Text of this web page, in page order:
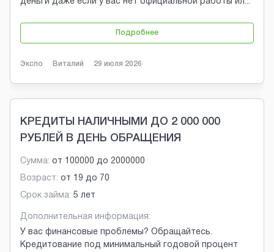
Подробнее
Экспо Виталий 29 июля 2026
КРЕДИТЫ НАЛИЧНЫМИ ДО 2 000 000
РУБЛЕЙ В ДЕНЬ ОБРАЩЕНИЯ
Сумма: от 100000 до 2000000
Возраст: от 19 до 70
Срок займа: 5 лет
Дополнительная информация:
У вас финансовые проблемы? Обращайтесь.
Кредитование под минимальный годовой процент